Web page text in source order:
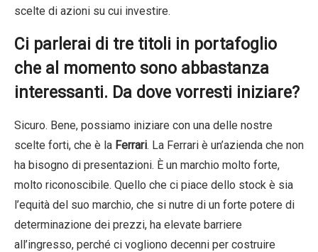
scelte di azioni su cui investire.
Ci parlerai di tre titoli in portafoglio
che al momento sono abbastanza
interessanti. Da dove vorresti iniziare?
Sicuro. Bene, possiamo iniziare con una delle nostre
scelte forti, che è la Ferrari. La Ferrari è un’azienda che non
ha bisogno di presentazioni. È un marchio molto forte,
molto riconoscibile. Quello che ci piace dello stock è sia
l’equità del suo marchio, che si nutre di un forte potere di
determinazione dei prezzi, ha elevate barriere
all’ingresso, perché ci vogliono decenni per costruire